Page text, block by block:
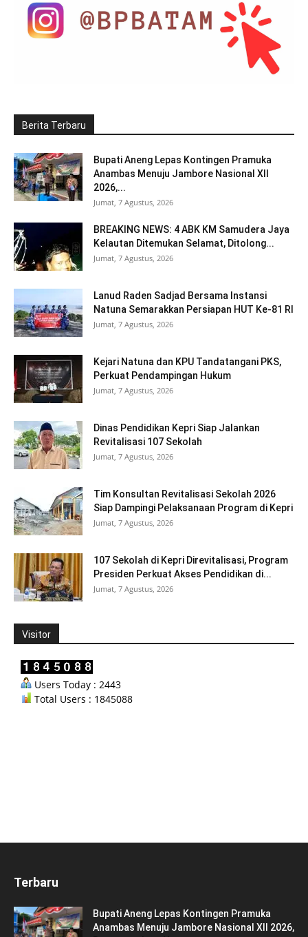
Berita Terbaru
Bupati Aneng Lepas Kontingen Pramuka
Anambas Menuju Jambore Nasional XII
2026,...
Jumat, 7 Agustus, 2026
BREAKING NEWS: 4 ABK KM Samudera Jaya
Kelautan Ditemukan Selamat, Ditolong...
Jumat, 7 Agustus, 2026
Lanud Raden Sadjad Bersama Instansi
Natuna Semarakkan Persiapan HUT Ke-81 RI
Jumat, 7 Agustus, 2026
Kejari Natuna dan KPU Tandatangani PKS,
Perkuat Pendampingan Hukum
Jumat, 7 Agustus, 2026
Dinas Pendidikan Kepri Siap Jalankan
Revitalisasi 107 Sekolah
Jumat, 7 Agustus, 2026
Tim Konsultan Revitalisasi Sekolah 2026
Siap Dampingi Pelaksanaan Program di Kepri
Jumat, 7 Agustus, 2026
107 Sekolah di Kepri Direvitalisasi, Program
Presiden Perkuat Akses Pendidikan di...
Jumat, 7 Agustus, 2026
Visitor
Users Today : 2443
Total Users : 1845088
Terbaru
Bupati Aneng Lepas Kontingen Pramuka
Anambas Menuju Jambore Nasional XII 2026,